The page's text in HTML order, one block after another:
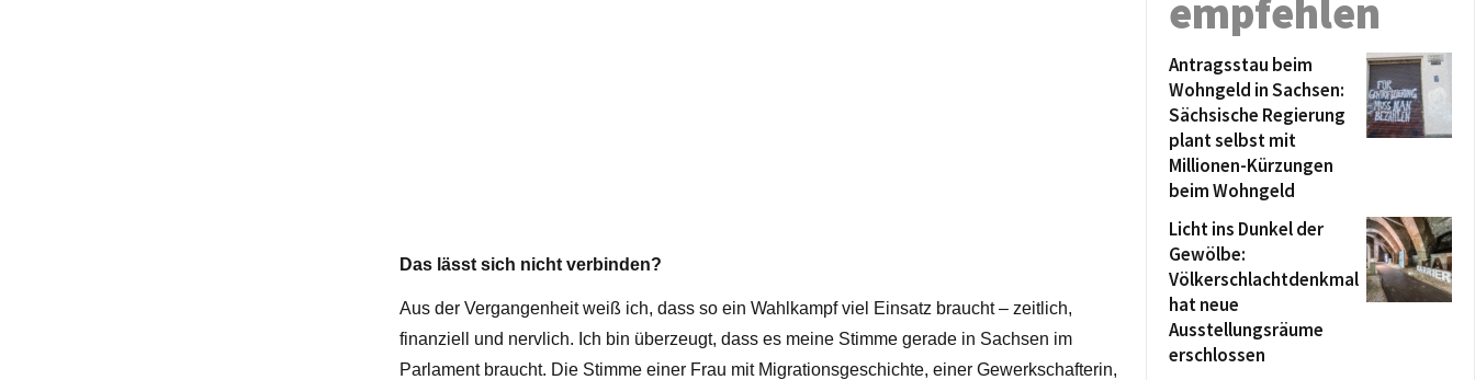
Das lässt sich nicht verbinden?
Aus der Vergangenheit weiß ich, dass so ein Wahlkampf viel Einsatz braucht – zeitlich,
finanziell und nervlich. Ich bin überzeugt, dass es meine Stimme gerade in Sachsen im
Parlament braucht. Die Stimme einer Frau mit Migrationsgeschichte, einer Gewerkschafterin,
empfehlen
Antragsstau beim
Wohngeld in Sachsen:
Sächsische Regierung
plant selbst mit
Millionen-Kürzungen
beim Wohngeld
Licht ins Dunkel der
Gewölbe:
Völkerschlachtdenkmal
hat neue
Ausstellungsräume
erschlossen